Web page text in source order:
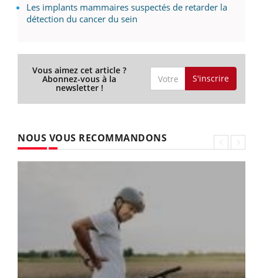
Les implants mammaires suspectés de retarder la
détection du cancer du sein
Vous aimez cet article ?
Abonnez-vous à la
newsletter !
S'inscrire
NOUS VOUS RECOMMANDONS